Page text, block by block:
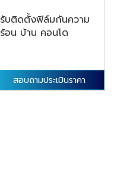
รับติดตั้งฟิล์มกันความ
ร้อน บ้าน คอนโด
สอบถามประเมินราคา